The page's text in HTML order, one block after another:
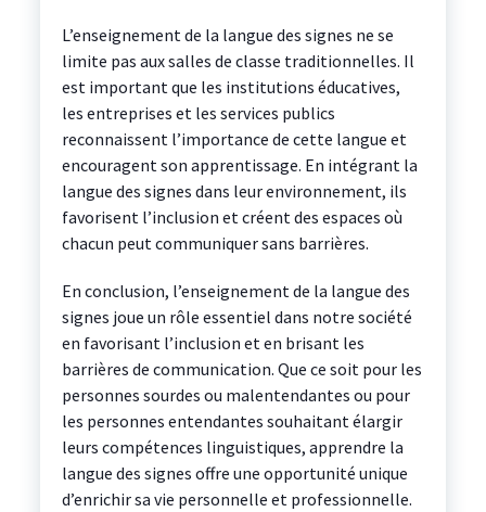
L’enseignement de la langue des signes ne se
limite pas aux salles de classe traditionnelles. Il
est important que les institutions éducatives,
les entreprises et les services publics
reconnaissent l’importance de cette langue et
encouragent son apprentissage. En intégrant la
langue des signes dans leur environnement, ils
favorisent l’inclusion et créent des espaces où
chacun peut communiquer sans barrières.
En conclusion, l’enseignement de la langue des
signes joue un rôle essentiel dans notre société
en favorisant l’inclusion et en brisant les
barrières de communication. Que ce soit pour les
personnes sourdes ou malentendantes ou pour
les personnes entendantes souhaitant élargir
leurs compétences linguistiques, apprendre la
langue des signes offre une opportunité unique
d’enrichir sa vie personnelle et professionnelle.